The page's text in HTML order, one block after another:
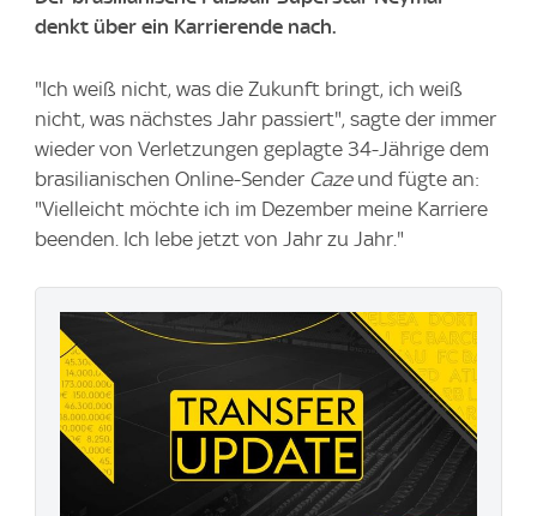
denkt über ein Karrierende nach.
"Ich weiß nicht, was die Zukunft bringt, ich weiß
nicht, was nächstes Jahr passiert", sagte der immer
wieder von Verletzungen geplagte 34-Jährige dem
brasilianischen Online-Sender Caze und fügte an:
"Vielleicht möchte ich im Dezember meine Karriere
beenden. Ich lebe jetzt von Jahr zu Jahr."